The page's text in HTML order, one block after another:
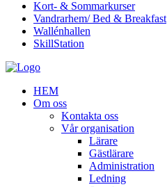
Kort- & Sommarkurser
Vandrarhem/ Bed & Breakfast
Wallénhallen
SkillStation
HEM
Om oss
Kontakta oss
Vår organisation
Lärare
Gästlärare
Administration
Ledning